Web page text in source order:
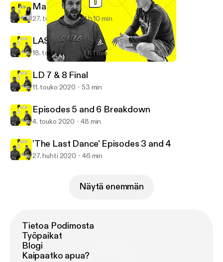
Parks Pod
Maria Marchesano Interview
27. touko 2020 1 h 10 min
LAST DANCE 9 & 10 with Dan Bere
18. touko 2020 1 h 1 min
LD 7 & 8 Final
11. touko 2020 53 min
Episodes 5 and 6 Breakdown
4. touko 2020 48 min
'The Last Dance' Episodes 3 and 4
27. huhti 2020 46 min
Näytä enemmän
Tietoa Podimosta
Työpaikat
Blogi
Kaipaatko apua?